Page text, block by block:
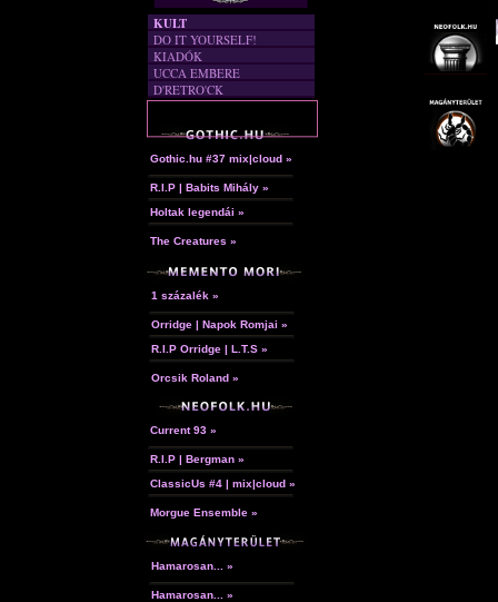
KULT
DO IT YOURSELF!
KIADÓK
UCCA EMBERE
D'RETRO'CK
Gothic.hu #37 mix|cloud »
R.I.P | Babits Mihály »
Holtak legendái »
The Creatures »
1 százalék »
Orridge | Napok Romjai »
R.I.P Orridge | L.T.S »
Orcsik Roland »
Current 93 »
R.I.P | Bergman »
ClassicUs #4 | mix|cloud »
Morgue Ensemble »
Hamarosan... »
Hamarosan... »